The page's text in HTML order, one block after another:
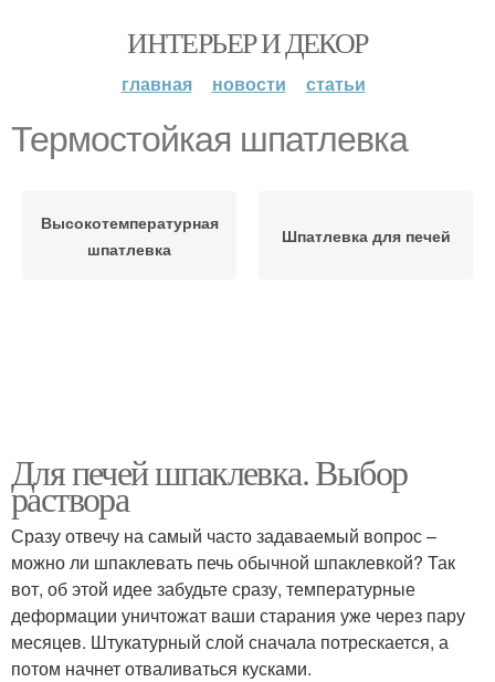
ИНТЕРЬЕР И ДЕКОР
главная новости статьи
Термостойкая шпатлевка
Высокотемпературная
шпатлевка
Шпатлевка для печей
Для печей шпаклевка. Выбор
раствора
Сразу отвечу на самый часто задаваемый вопрос –
можно ли шпаклевать печь обычной шпаклевкой? Так
вот, об этой идее забудьте сразу, температурные
деформации уничтожат ваши старания уже через пару
месяцев. Штукатурный слой сначала потрескается, а
потом начнет отваливаться кусками.